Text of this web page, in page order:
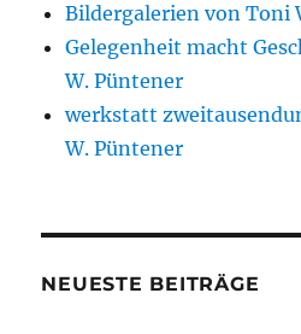
Bildergalerien von Toni
Gelegenheit macht
W. Püntener
werkstatt
W. Püntener
NEUESTE BEITRÄGE